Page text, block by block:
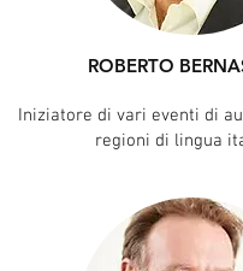
ROBERTO
Iniziatore di vari eventi di
regioni di lingua